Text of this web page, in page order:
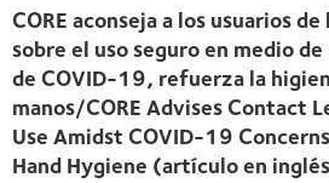
CORE aconseja a los usuarios
sobre el uso seguro en medio
de COVID-19, refuerza la
manos/CORE Advises Contact
Use Amidst COVID-19
Hand Hygiene (artículo en